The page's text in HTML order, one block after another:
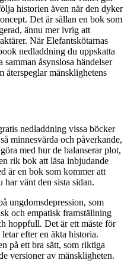
historien även när den dyker
Det är sällan en bok som
ännu mer ivrig att
När Elefantskötarnas
nedladdning du uppskatta
åsynslosa händelser
återspeglar mänsklighetens
nedladdning vissa böcker
minnesvärda och påverkande,
med hur de balanserar plot,
rik bok att läsa inbjudande
är en bok som kommer att
har vänt den sista sidan.
ungdomsdepression, som
och empatisk framställning
hoppfull. Det är ett måste för
efter en äkta historia.
på ett bra sätt, som riktiga
versioner av mänskligheten.